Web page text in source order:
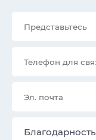
Благодарность